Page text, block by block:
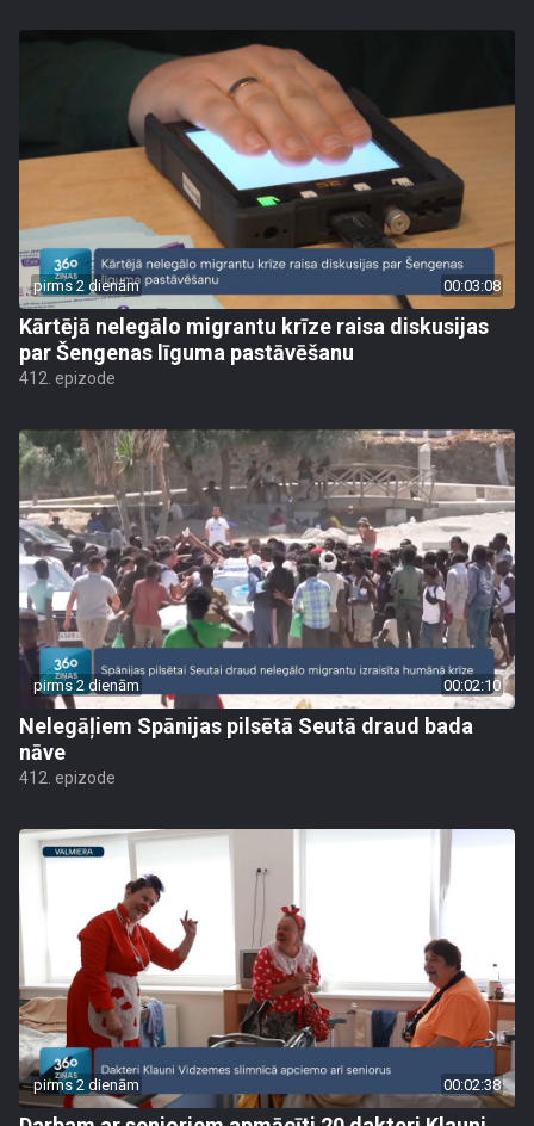
pirms 2 dienām 00:03:08
Kārtējā nelegālo migrantu krīze raisa diskusijas
par Šengenas līguma pastāvēšanu
412. epizode
pirms 2 dienām 00:02:10
Nelegāļiem Spānijas pilsētā Seutā draud bada
nāve
412. epizode
pirms 2 dienām 00:02:38